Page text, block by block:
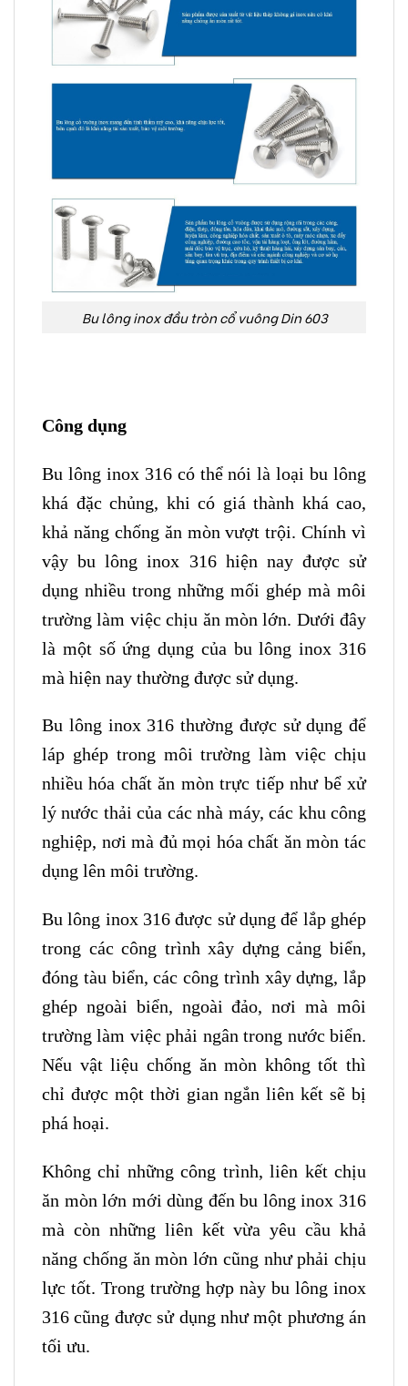
Bu lông inox đầu tròn cổ vuông Din 603
Công dụng
Bu lông inox 316 có thể nói là loại bu lông
khá đặc chủng, khi có giá thành khá cao,
khả năng chống ăn mòn vượt trội. Chính vì
vậy bu lông inox 316 hiện nay được sử
dụng nhiều trong những mối ghép mà môi
trường làm việc chịu ăn mòn lớn. Dưới đây
là một số ứng dụng của bu lông inox 316
mà hiện nay thường được sử dụng.
Bu lông inox 316 thường được sử dụng để
láp ghép trong môi trường làm việc chịu
nhiều hóa chất ăn mòn trực tiếp như bể xử
lý nước thải của các nhà máy, các khu công
nghiệp, nơi mà đủ mọi hóa chất ăn mòn tác
dụng lên môi trường.
Bu lông inox 316 được sử dụng để lắp ghép
trong các công trình xây dựng cảng biển,
đóng tàu biển, các công trình xây dựng, lắp
ghép ngoài biển, ngoài đảo, nơi mà môi
trường làm việc phải ngân trong nước biển.
Nếu vật liệu chống ăn mòn không tốt thì
chỉ được một thời gian ngắn liên kết sẽ bị
phá hoại.
Không chỉ những công trình, liên kết chịu
ăn mòn lớn mới dùng đến bu lông inox 316
mà còn những liên kết vừa yêu cầu khả
năng chống ăn mòn lớn cũng như phải chịu
lực tốt. Trong trường hợp này bu lông inox
316 cũng được sử dụng như một phương án
tối ưu.